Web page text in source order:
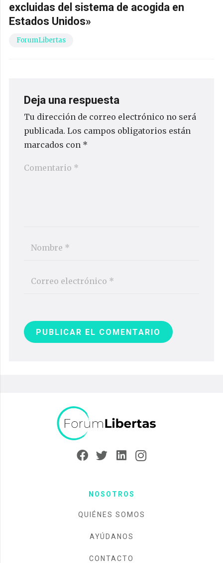
excluidas del sistema de acogida en
Estados Unidos»
ForumLibertas
Deja una respuesta
Tu dirección de correo electrónico no será
publicada. Los campos obligatorios están
marcados con *
PUBLICAR EL COMENTARIO
NOSOTROS
QUIÉNES SOMOS
AYÚDANOS
CONTACTO